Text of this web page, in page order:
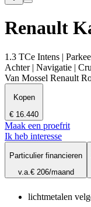
Renault
1.3 TCe Intens |
Achter | Navigatie |
Van Mossel Renault
Kopen
€ 16.440
Maak een proefrit
Ik heb interesse
Particulier financieren
v.a.€ 206/maand
lichtmetalen